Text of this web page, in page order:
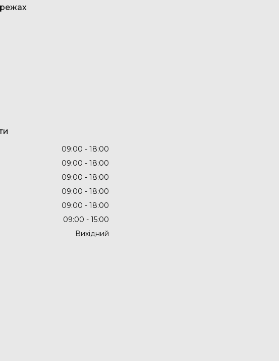
09:00
18:00
09:00
18:00
09:00
18:00
09:00
18:00
09:00
18:00
09:00
15:00
Вихідний